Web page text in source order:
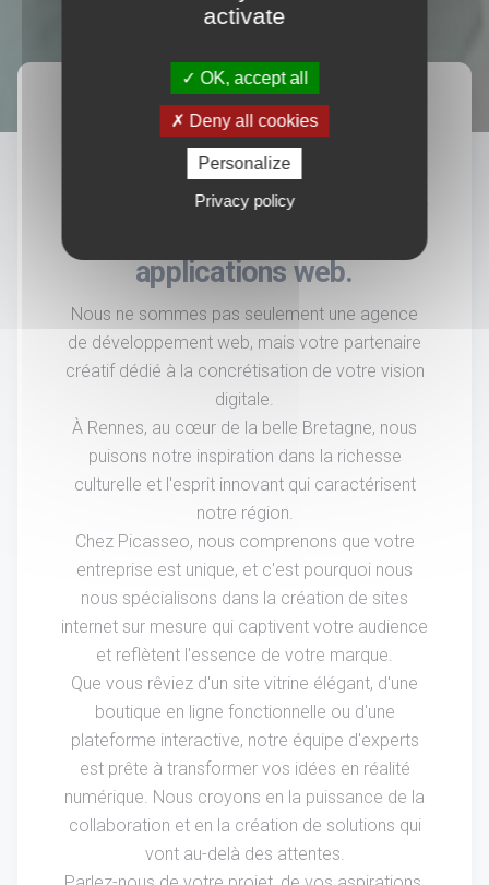
Picasseo Agence Drupal à
Rennes, expert Drupal pour la
applications web.
Nous ne sommes pas seulement une agence
de développement web, mais votre partenaire
créatif dédié à la concrétisation de votre vision
digitale.
À Rennes, au cœur de la belle Bretagne, nous
puisons notre inspiration dans la richesse
culturelle et l'esprit innovant qui caractérisent
notre région.
Chez Picasseo, nous comprenons que votre
entreprise est unique, et c'est pourquoi nous
nous spécialisons dans la création de sites
internet sur mesure qui captivent votre audience
et reflètent l'essence de votre marque.
Que vous rêviez d'un site vitrine élégant, d'une
boutique en ligne fonctionnelle ou d'une
plateforme interactive, notre équipe d'experts
est prête à transformer vos idées en réalité
numérique. Nous croyons en la puissance de la
collaboration et en la création de solutions qui
vont au-delà des attentes.
activate
OK, accept all
Deny all cookies
Personalize
Privacy policy